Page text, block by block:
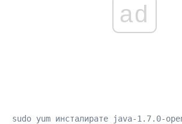
ad
sudo yum инсталирате java-1.7.0-